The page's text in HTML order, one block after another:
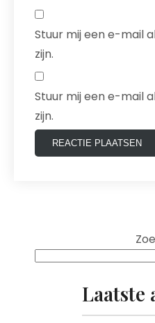
Stuur mij een e-mail
zijn.
Stuur mij een e-mail
zijn.
Laatste